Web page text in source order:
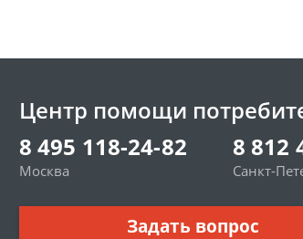
Центр помощи
8 495 118-24-82
Москва
8 812
Санкт-
Задать вопрос